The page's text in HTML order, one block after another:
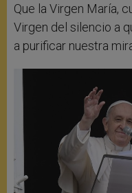
Que la Virgen María,
Virgen del silencio a
a purificar nuestra